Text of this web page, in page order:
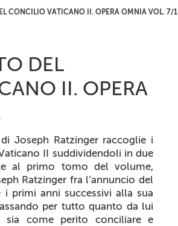
CONCILIO VATICANO II. OPERA OMNIA VOL. 7/1
DEL
II. OPERA
Joseph Ratzinger raccoglie i
II suddividendoli in due
al primo tomo del volume,
Ratzinger fra l’annuncio del
primi anni successivi alla sua
per tutto quanto da lui
come perito conciliare e